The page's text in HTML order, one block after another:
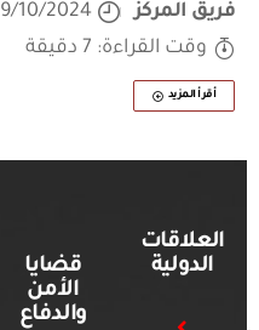
فريق المركز
09/10/2024
وقت القراءة: 7 دقيقة
أقرأ المزيد
العلاقات
الدولية
قضايا
الأمن
والدفاع